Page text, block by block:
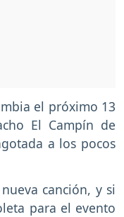
el próximo 13
El Campín de
a los pocos
canción, y si
para el evento